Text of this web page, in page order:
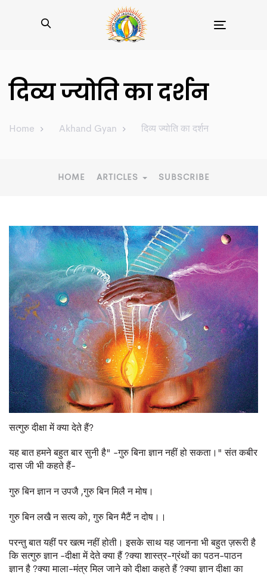
दिव्य ज्योति का दर्शन
Home Akhand Gyan दिव्य ज्योति का दर्शन
HOME ARTICLES SUBSCRIBE
सत्गुरु दीक्षा में क्या देते हैं?
यह बात हमने बहुत बार सुनी है- "गुरु बिना ज्ञान नहीं हो सकता। " संत कबीर
दास जी भी कहते हैं-
गुरु बिन ज्ञान न उपजै,गुरु बिन मिलै न मोष।
गुरु बिन लखै न सत्य को, गुरु बिन मैटैं न दोष।।
परन्तु बात यहीं पर खत्म नहीं होती। इसके साथ यह जानना भी बहुत ज़रूरी है
कि सत्गुरु ज्ञान-दीक्षा में देते क्या हैं ?क्या शास्त्र-ग्रंथों का पठन-पाठन
ज्ञान है ?क्या माला-मंत्र मिल जाने को दीक्षा कहते हैं ?क्या ज्ञान दीक्षा का